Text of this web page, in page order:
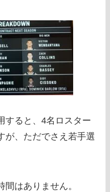
すると、4名ロスター
が、ただでさえ若手選
はありません。